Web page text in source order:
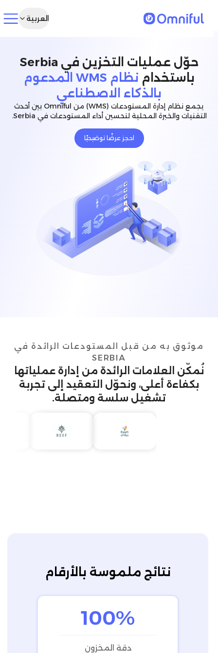
العربية
حوّل عمليات التخزين في Serbia
باستخدام
نظام WMS المدعوم
بالذكاء الاصطناعي
يجمع نظام إدارة المستودعات (WMS) من Omniful بين أحدث
التقنيات والخبرة المحلية لتحسين أداء المستودعات في Serbia.
احجز عرضًا توضيحيًا
موثوق به من قبل المستودعات الرائدة في
SERBIA
نُمكّن العلامات الرائدة من إدارة عملياتها
بكفاءة أعلى، ونحوّل التعقيد إلى تجربة
تشغيل سلسة ومتصلة.
نتائج ملموسة بالأرقام
100%
دقة المخزون